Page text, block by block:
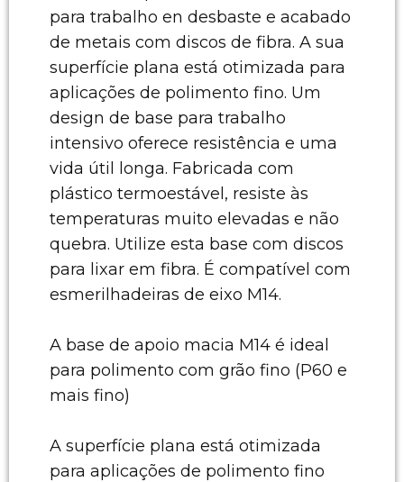
para trabalho en desbaste e acabado
de metais com discos de fibra. A sua
superfície plana está otimizada para
aplicações de polimento fino. Um
design de base para trabalho
intensivo oferece resistência e uma
vida útil longa. Fabricada com
plástico termoestável, resiste às
temperaturas muito elevadas e não
quebra. Utilize esta base com discos
para lixar em fibra. É compatível com
esmerilhadeiras de eixo M14.
A base de apoio macia M14 é ideal
para polimento com grão fino (P60 e
mais fino)
A superfície plana está otimizada
para aplicações de polimento fino